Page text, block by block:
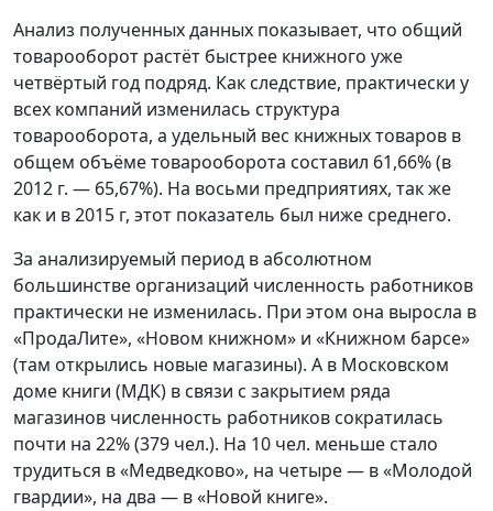
Анализ полученных данных показывает, что общий
товарооборот растёт быстрее книжного уже
четвёртый год подряд. Как следствие, практически у
всех компаний изменилась структура
товарооборота, а удельный вес книжных товаров в
общем объёме товарооборота составил 61,66% (в
2012 г. — 65,67%). На восьми предприятиях, так же
как и в 2015 г, этот показатель был ниже среднего.
За анализируемый период в абсолютном
большинстве организаций численность работников
практически не изменилась. При этом она выросла в
«ПродаЛите», «Новом книжном» и «Книжном барсе»
(там открылись новые магазины). А в Московском
доме книги (МДК) в связи с закрытием ряда
магазинов численность работников сократилась
почти на 22% (379 чел.). На 10 чел. меньше стало
трудиться в «Медведково», на четыре — в «Молодой
гвардии», на два — в «Новой книге».